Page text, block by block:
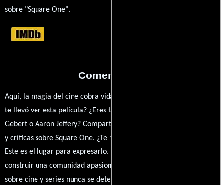
sobre "Square One".
Comentarios
Aquí, la magia del cine cobra vida a través de tus opiniones. ¿Qué
te llevó ver esta película? ¿Eres fan de Robert Herbert, Teo
Gebert o Aaron Jeffery? Comparte tus pensamientos, emociones
y críticas sobre Square One. ¿Te hizo reír, llorar o reflexionar?
Este es el lugar para expresarlo. ¡No te guardes nada! Queremos
construir una comunidad apasionada donde la conversación
sobre cine y series nunca se detenga. Únete a la charla y déjanos